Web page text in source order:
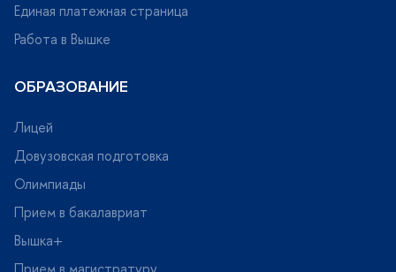
Единая платежная страница
Работа в Вышке
ОБРАЗОВАНИЕ
Лицей
Довузовская подготовка
Олимпиады
Прием в бакалавриат
ышка+